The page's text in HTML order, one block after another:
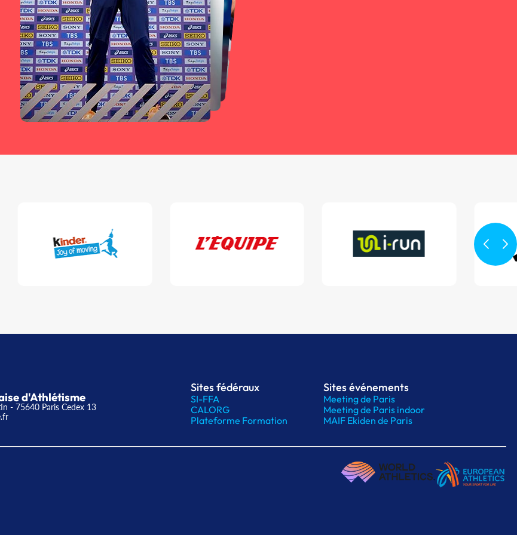
d'Athlétisme
- 75640 Paris Cedex 13
Sites fédéraux
SI-FFA
CALORG
Plateforme Formation
Sites événements
Meeting de Paris
Meeting de Paris indoor
MAIF Ekiden de Paris